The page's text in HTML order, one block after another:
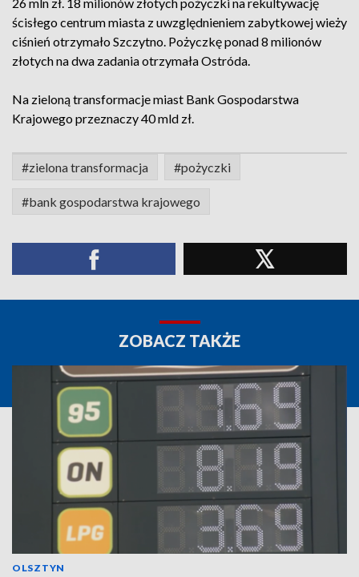
ścisłego centrum miasta z uwzględnieniem zabytkowej wieży
ciśnień otrzymało Szczytno. Pożyczkę ponad 8 milionów
złotych na dwa zadania otrzymała Ostróda.
Na zieloną transformacje miast Bank Gospodarstwa
Krajowego przeznaczy 40 mld zł.
#zielona transformacja #pożyczki
#bank gospodarstwa krajowego
ZOBACZ TAKŻE
OLSZTYN